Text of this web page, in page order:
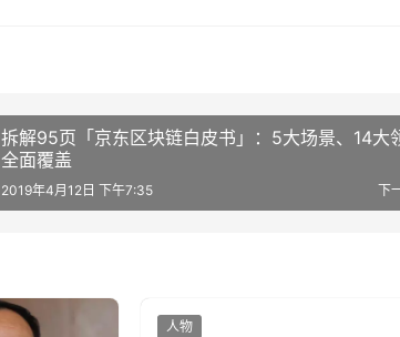
拆解95页「京东区块链白皮书」：5大场景、14大
全面覆盖
下
2019年4月12日 下午7:35
人物